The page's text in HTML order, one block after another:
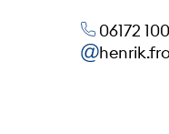
06172